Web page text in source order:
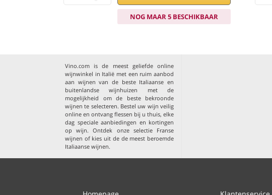
NOG MAAR 5 BESCHIKBAAR
Vino.com is de meest geliefde online
wijnwinkel in Italië met een ruim aanbod
aan wijnen van de beste Italiaanse en
buitenlandse wijnhuizen met de
mogelijkheid om de beste bekroonde
wijnen te selecteren. Bestel uw wijn veilig
online en ontvang flessen bij u thuis, elke
dag speciale aanbiedingen en kortingen
op wijn. Ontdek onze selectie Franse
wijnen of kies uit de de meest beroemde
Italiaanse wijnen.